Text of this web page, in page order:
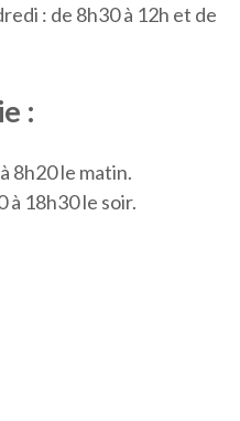
: de 8h30 à 12h et de
:
8h20 le matin.
à 18h30 le soir.